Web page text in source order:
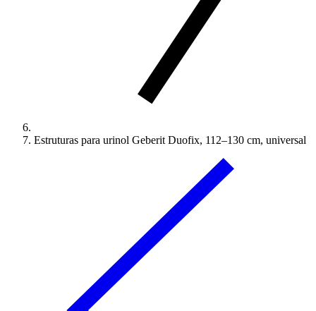
Estruturas para urinol Geberit Duofix, 112–130 cm, universal